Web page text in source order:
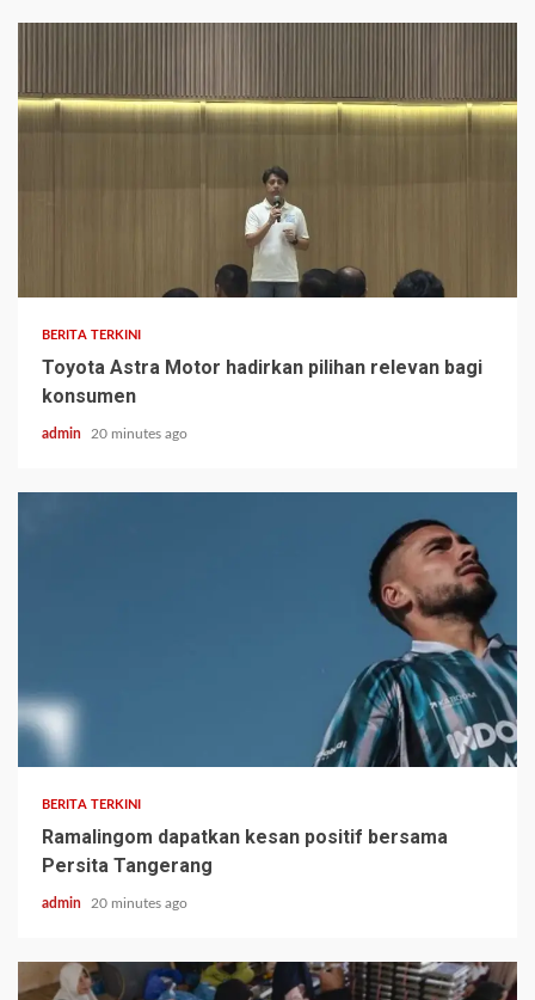
BERITA TERKINI
Toyota Astra Motor hadirkan pilihan relevan bagi
konsumen
admin 20 minutes ago
BERITA TERKINI
Ramalingom dapatkan kesan positif bersama
Persita Tangerang
admin 20 minutes ago